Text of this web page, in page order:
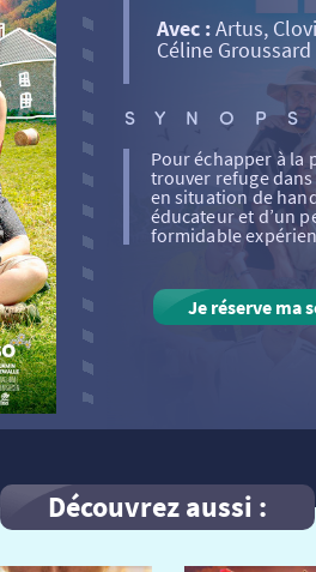
Avec :Artus,
Céline Groussard
Pour échapper à la
trouver refuge
en situation de
éducateur et d’un
formidable
Je réserve ma
Découvrez aussi :